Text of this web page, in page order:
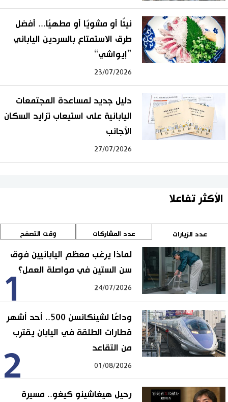
نيئًا أو مشويًا أو مطهيًا... أفضل
طرق الاستمتاع بالسردين الياباني
”إيواشي“
23/07/2026
دليل جديد لمساعدة المجتمعات
اليابانية على استيعاب تزايد السكان
الأجانب
27/07/2026
الأكثر تفاعلا
عدد الزيارات عدد المشاركات وقت التصفح
1
لماذا يرغب معظم اليابانيين فوق
سن الستين في مواصلة العمل؟
24/07/2026
2
وداعًا لشينكانسن 500.. أحد أشهر
قطارات الطلقة في اليابان يقترب
من التقاعد
01/08/2026
رحيل هيغاشينو كيغو.. مسيرة